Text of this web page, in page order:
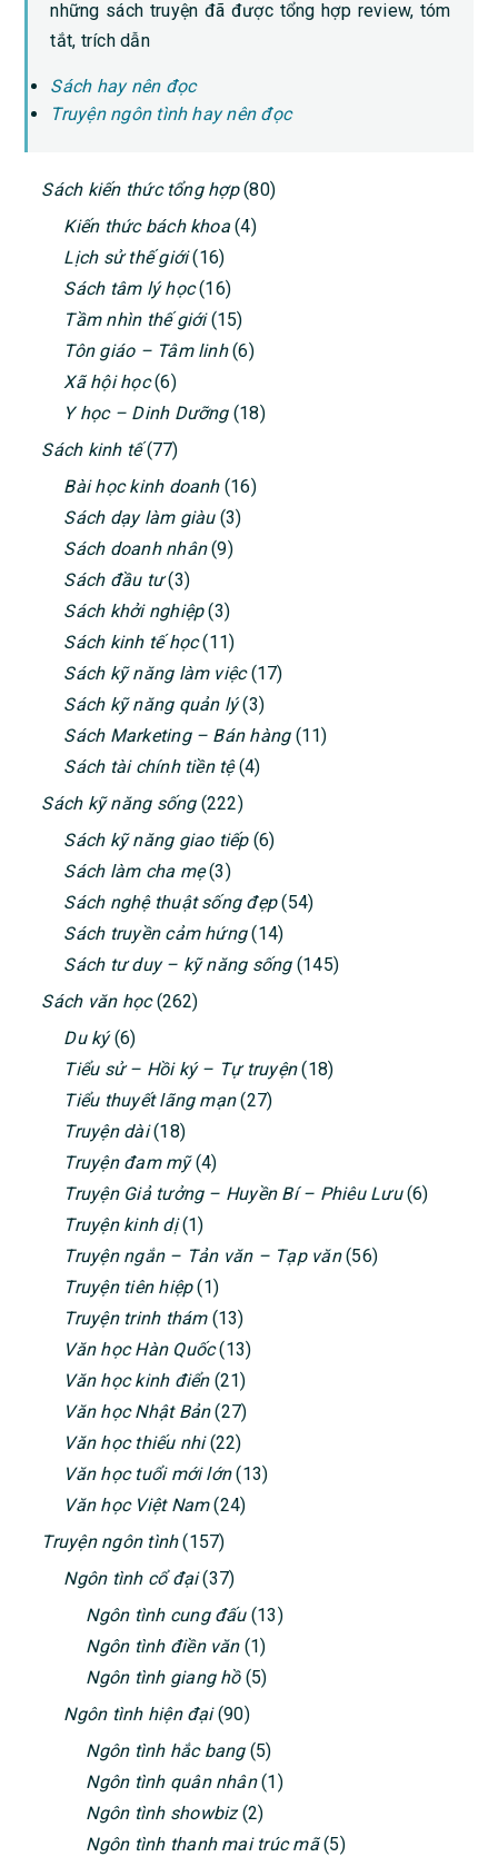
những sách truyện đã được tổng hợp review, tóm
tắt, trích dẫn
Sách hay nên đọc
Truyện ngôn tình hay nên đọc
PRIMARY
SIDEBAR
Sách kiến thức tổng hợp(80)
Kiến thức bách khoa(4)
Lịch sử thế giới(16)
Sách tâm lý học(16)
Tầm nhìn thế giới(15)
Tôn giáo – Tâm linh(6)
Xã hội học(6)
Y học – Dinh Dưỡng(18)
Sách kinh tế(77)
Bài học kinh doanh(16)
Sách dạy làm giàu(3)
Sách doanh nhân(9)
Sách đầu tư(3)
Sách khởi nghiệp(3)
Sách kinh tế học(11)
Sách kỹ năng làm việc(17)
Sách kỹ năng quản lý(3)
Sách Marketing – Bán hàng(11)
Sách tài chính tiền tệ(4)
Sách kỹ năng sống(222)
Sách kỹ năng giao tiếp(6)
Sách làm cha mẹ(3)
Sách nghệ thuật sống đẹp(54)
Sách truyền cảm hứng(14)
Sách tư duy – kỹ năng sống(145)
Sách văn học(262)
Du ký(6)
Tiểu sử – Hồi ký – Tự truyện(18)
Tiểu thuyết lãng mạn(27)
Truyện dài(18)
Truyện đam mỹ(4)
Truyện Giả tưởng – Huyền Bí – Phiêu Lưu(6)
Truyện kinh dị(1)
Truyện ngắn – Tản văn – Tạp văn(56)
Truyện tiên hiệp(1)
Truyện trinh thám(13)
Văn học Hàn Quốc(13)
Văn học kinh điển(21)
Văn học Nhật Bản(27)
Văn học thiếu nhi(22)
Văn học tuổi mới lớn(13)
Văn học Việt Nam(24)
Truyện ngôn tình(157)
Ngôn tình cổ đại(37)
Ngôn tình cung đấu(13)
Ngôn tình điền văn(1)
Ngôn tình giang hồ(5)
Ngôn tình hiện đại(90)
Ngôn tình hắc bang(5)
Ngôn tình quân nhân(1)
Ngôn tình showbiz(2)
Ngôn tình thanh mai trúc mã(5)